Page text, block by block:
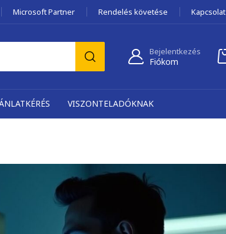
Microsoft Partner Rendelés követése Kapcsolat
Bejelentkezés
Fiókom
VISZONTELADÓKNAK